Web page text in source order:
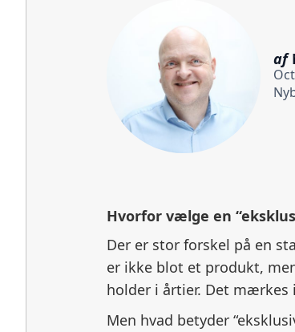
af
Hvorfor vælge en
Der er stor forskel på en
er ikke blot et produkt,
holder i årtier. Det
Men hvad betyder